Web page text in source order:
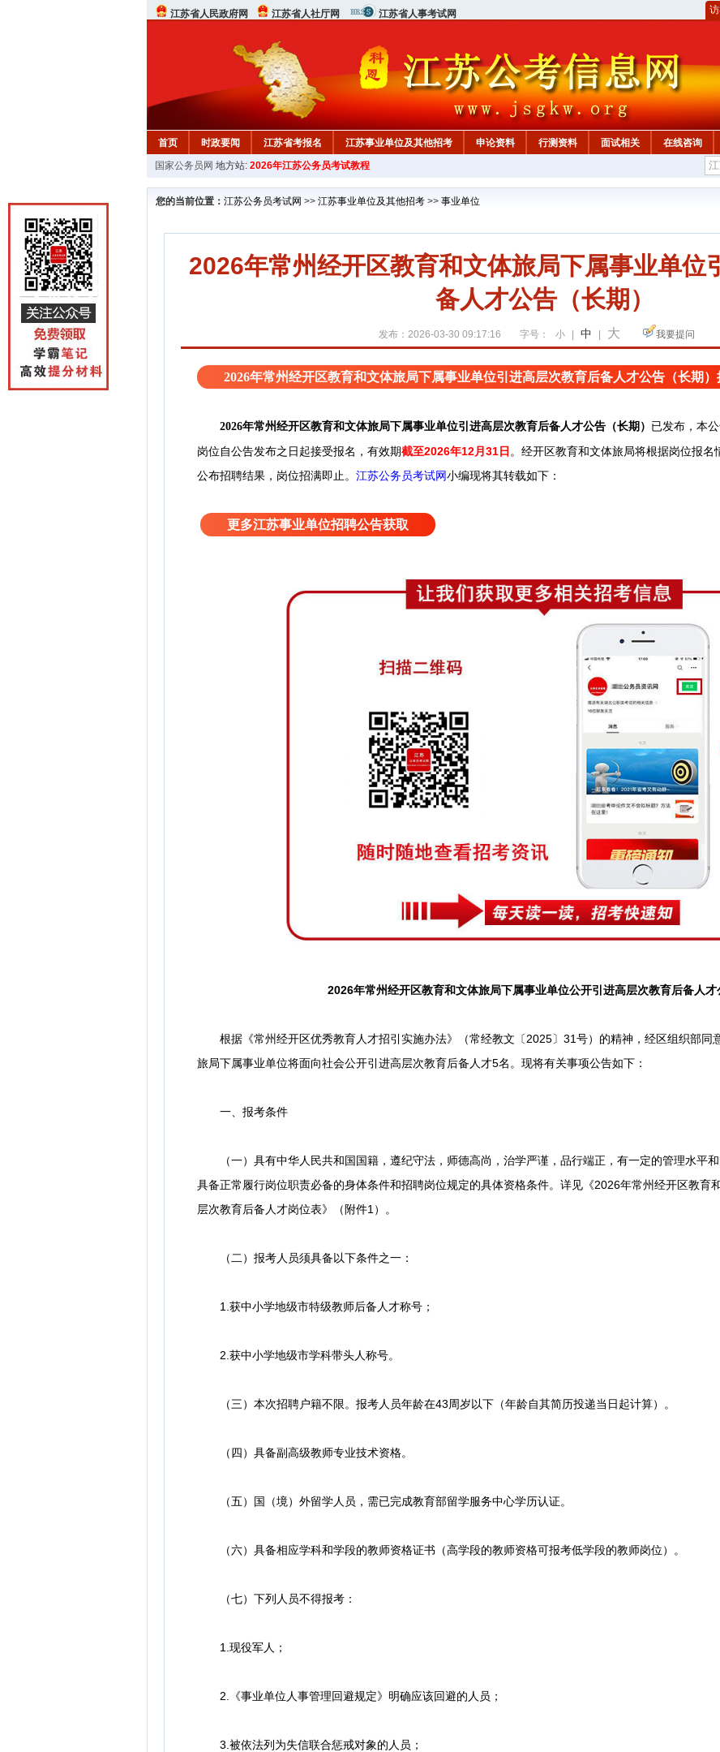
江苏省人民政府网 江苏省人社厅网 江苏省人事考试网
首页 时政要闻 江苏省考报名 江苏事业单位及其他招考 申论资料 行测资料 面试相关 在线咨询
国家公务员网 地方站: 2026年江苏公务员考试教程
您的当前位置： 江苏公务员考试网 >> 江苏事业单位及其他招考 >> 事业单位
2026年常州经开区教育和文体旅局下属事业单位
备人才公告（长期）
发布：2026-03-30 09:17:16 字号： 小 中 大 我要提问
2026年常州经开区教育和文体旅局下属事业单位引进高层次教育后备人才公告（长期）
2026年常州经开区教育和文体旅局下属事业单位引进高层次教育后备人才公告（长期） 已发布， 本
岗位自公告发布之日起接受报名，有效期截至2026年12月31日 。经开区教育和文体旅局将根据岗位报
公布招聘结果，岗位招满即止。 江苏公务员考试网 小编现将其转载如下：
更多江苏事业单位招聘公告获取
2026年常州经开区教育和文体旅局下属事业单位公开引进高层次教育后备人才
根据《常州经开区优秀教育人才招引实施办法》（常经教文〔2025〕31号）的精神，经区组织部同
旅局下属事业单位将面向社会公开引进高层次教育后备人才5名。现将有关事项公告如下：
一、报考条件
（一）具有中华人民共和国国籍，遵纪守法，师德高尚，治学严谨，品行端正，有一定的管理水平和
具备正常履行岗位职责必备的身体条件和招聘岗位规定的具体资格条件。详见《2026年常州经开区教育
层次教育后备人才岗位表》（附件1）。
（二）报考人员须具备以下条件之一：
1.获中小学地级市特级教师后备人才称号；
2.获中小学地级市学科带头人称号。
（三）本次招聘户籍不限。报考人员年龄在43周岁以下（年龄自其简历投递当日起计算）。
（四）具备副高级教师专业技术资格。
（五）国（境）外留学人员，需已完成教育部留学服务中心学历认证。
（六）具备相应学科和学段的教师资格证书（高学段的教师资格可报考低学段的教师岗位）。
（七）下列人员不得报考：
1.现役军人；
2.《事业单位人事管理回避规定》明确应该回避的人员；
3.被依法列为失信联合惩戒对象的人员；